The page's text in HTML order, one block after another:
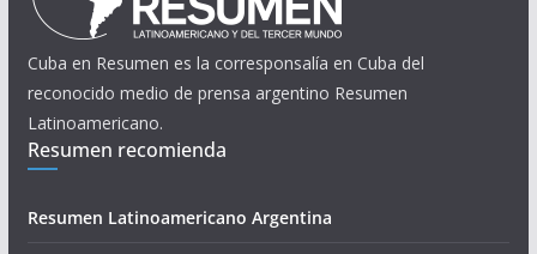
Cuba en Resumen es la corresponsalía en Cuba del
reconocido medio de prensa argentino Resumen
Latinoamericano.
Resumen recomienda
Resumen Latinoamericano Argentina